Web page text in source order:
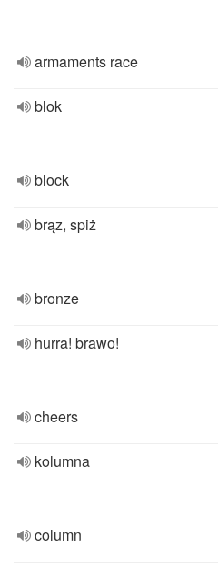
armaments race
blok
block
brąz, spiż
bronze
hurra! brawo!
cheers
kolumna
column